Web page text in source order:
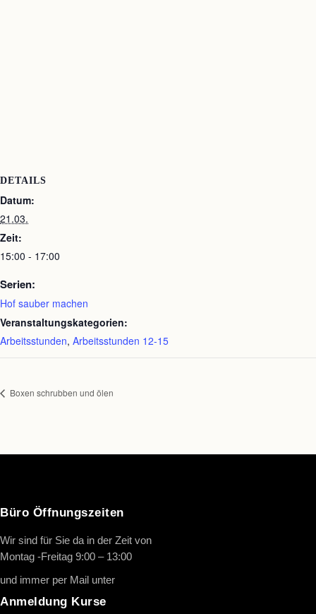
DETAILS
Datum:
21.03.
Zeit:
15:00 - 17:00
Serien:
Hof sauber machen
Veranstaltungskategorien:
Arbeitsstunden, Arbeitsstunden 12-15
Boxen schrubben und ölen
Büro Öffnungszeiten
Wir sind für Sie da in der Zeit von
Montag -Freitag 9:00 – 13:00
und immer per Mail unter
Anmeldung Kurse